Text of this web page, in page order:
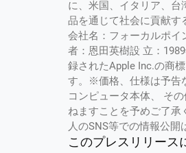
に、米国、イタリア、
品を通じて社会に貢献す
会社名：フォーカルポイ
者：恩田英樹設 立：
録されたApple Inc.の商
す。※価格、仕様は予告
コンピュータ本体、 そ
ねますことを予めご了
人のSNS等での情報公開
このプレスリリース